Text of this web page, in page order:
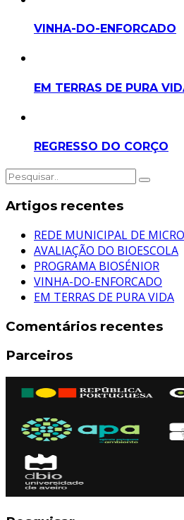
VINHA-DO-ENFORCADO
EM TERRAS DE PURA
REGRESSO DO CORÇO
Artigos recentes
REDE MUNICIPAL DE
AVALIAÇÃO DO BIOESCOLA
PROGRAMA BIOSÉNIOR
VINHA-DO-ENFORCADO
EM TERRAS DE PURA VIDA
Comentários recentes
Parceiros